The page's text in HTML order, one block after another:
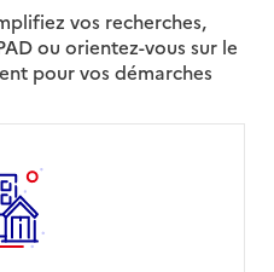
vos recherches,
ou orientez-vous sur le
pour vos démarches